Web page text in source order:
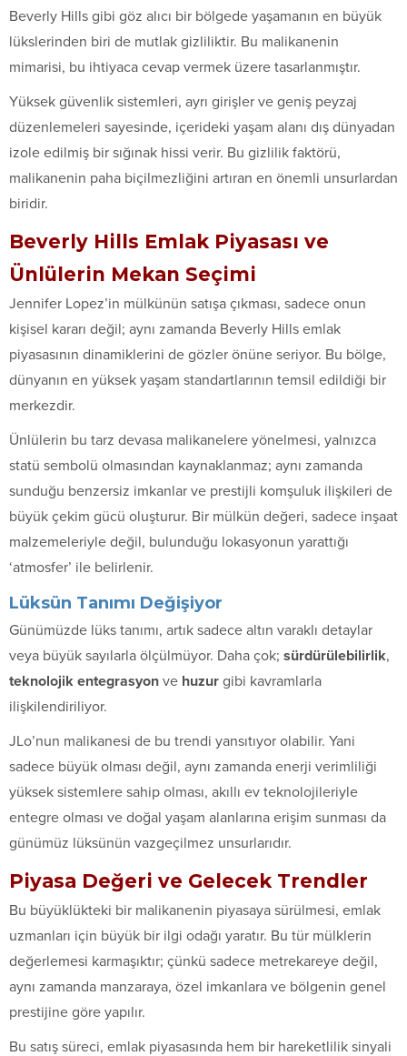
Beverly Hills gibi göz alıcı bir bölgede yaşamanın en büyük
lükslerinden biri de mutlak gizliliktir. Bu malikanenin
mimarisi, bu ihtiyaca cevap vermek üzere tasarlanmıştır.
Yüksek güvenlik sistemleri, ayrı girişler ve geniş peyzaj
düzenlemeleri sayesinde, içerideki yaşam alanı dış dünyadan
izole edilmiş bir sığınak hissi verir. Bu gizlilik faktörü,
malikanenin paha biçilmezliğini artıran en önemli unsurlardan
biridir.
Beverly Hills Emlak Piyasası ve
Ünlülerin Mekan Seçimi
Jennifer Lopez’in mülkünün satışa çıkması, sadece onun
kişisel kararı değil; aynı zamanda Beverly Hills emlak
piyasasının dinamiklerini de gözler önüne seriyor. Bu bölge,
dünyanın en yüksek yaşam standartlarının temsil edildiği bir
merkezdir.
Ünlülerin bu tarz devasa malikanelere yönelmesi, yalnızca
statü sembolü olmasından kaynaklanmaz; aynı zamanda
sunduğu benzersiz imkanlar ve prestijli komşuluk ilişkileri de
büyük çekim gücü oluşturur. Bir mülkün değeri, sadece inşaat
malzemeleriyle değil, bulunduğu lokasyonun yarattığı
‘atmosfer’ ile belirlenir.
Lüksün Tanımı Değişiyor
Günümüzde lüks tanımı, artık sadece altın varaklı detaylar
veya büyük sayılarla ölçülmüyor. Daha çok; sürdürülebilirlik,
teknolojik entegrasyon ve huzur gibi kavramlarla
ilişkilendiriliyor.
JLo’nun malikanesi de bu trendi yansıtıyor olabilir. Yani
sadece büyük olması değil, aynı zamanda enerji verimliliği
yüksek sistemlere sahip olması, akıllı ev teknolojileriyle
entegre olması ve doğal yaşam alanlarına erişim sunması da
günümüz lüksünün vazgeçilmez unsurlarıdır.
Piyasa Değeri ve Gelecek Trendler
Bu büyüklükteki bir malikanenin piyasaya sürülmesi, emlak
uzmanları için büyük bir ilgi odağı yaratır. Bu tür mülklerin
değerlemesi karmaşıktır; çünkü sadece metrekareye değil,
aynı zamanda manzaraya, özel imkanlara ve bölgenin genel
prestijine göre yapılır.
Bu satış süreci, emlak piyasasında hem bir hareketlilik sinyali